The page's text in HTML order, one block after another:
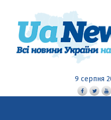
9 серпня